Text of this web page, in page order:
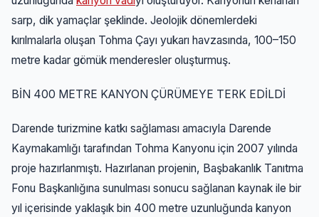
sarp, dik yamaçlar şeklinde. Jeolojik dönemlerdeki
kırılmalarla oluşan Tohma Çayı yukarı havzasında, 100–150
metre kadar gömük menderesler oluşturmuş.
BİN 400 METRE KANYON ÇÜRÜMEYE TERK EDİLDİ
Darende turizmine katkı sağlaması amacıyla Darende
Kaymakamlığı tarafından Tohma Kanyonu için 2007 yılında
proje hazırlanmıştı. Hazırlanan projenin, Başbakanlık Tanıtma
Fonu Başkanlığına sunulması sonucu sağlanan kaynak ile bir
yıl içerisinde yaklaşık bin 400 metre uzunluğunda kanyon